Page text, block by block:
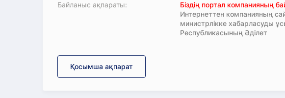
Байланыс ақпараты:
Біздің портал компанияның
Интернеттен компанияның
министрлікке хабарласуды
Республикасының Әділет
Қосымша ақпарат